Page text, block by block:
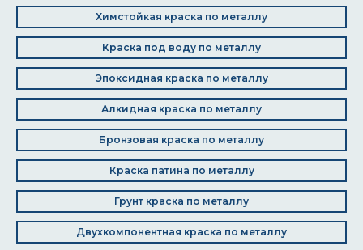
Химстойкая краска по металлу
Краска под воду по металлу
Эпоксидная краска по металлу
Алкидная краска по металлу
Бронзовая краска по металлу
Краска патина по металлу
Грунт краска по металлу
Двухкомпонентная краска по металлу